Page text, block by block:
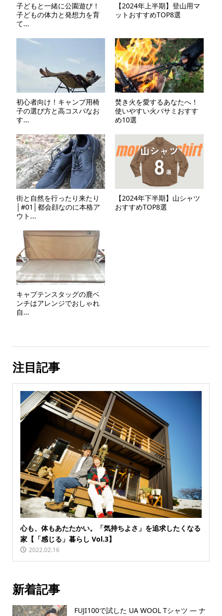
子どもと一緒に公園遊び！
子どもの体力と発想力を育
て...
【2024年上半期】登山用マ
ットおすすめTOP8選
初心者向け！キャンプ用椅
子の選び方と高コスパなお
す...
焚き火を愛するあなたへ！
使いやすい火バサミおすす
め10選
街と自然を行ったり来たり
│#01│都会顔なのに本格ア
ウト...
【2024年下半期】山シャツ
おすすめTOP8選
キャプテンスタッグの鹿ベ
ンチはアレンジでおしゃれ
自...
注目記事
心も、体もあたたかい。「気持ちよさ」を追求したくなる
家【「感じる」暮らし Vol.3】
2022.02.16
新着記事
FUJI100で試した UA WOOL Tシャツ — ナ